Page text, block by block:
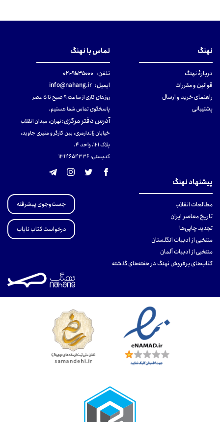
نهنگ
دربارهٔ نهنگ
قوانین و مقررات
راهنمای خرید و ارسال
پشتیبانی
تماس با نهنگ
تلفن: ۹۱۰۳۵۰۰۰-۰۲۱
ایمیل: info@nahang.ir
روزهای کاری از ساعت ۹ صبح تا ۵ عصر
پاسخگوی تماس شما هستیم.
آدرس دفتر مرکزی:تهران، میدان انقلاب
خیابان ژاندارمری، بین کارگر و منیری جاوید،
پلاک 121، واحد ۴.
کدپستی: 131465433۶
پیشنهاد نهنگ
مطالعات انقلاب
تاریخ معاصر ایران
تجدید چاپی‌ها
منتخبی از ادبیات انگلستان
منتخبی از ادبیات آلمان
کتاب‌های پرفروش نهنگ در هفته‌های گذشته
جست‌وجوی پیشرفته
درخواست کتاب نایاب